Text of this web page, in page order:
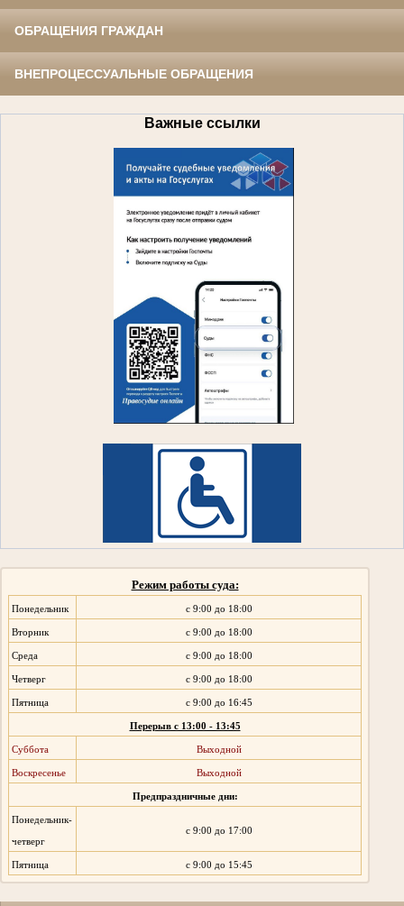
ОБРАЩЕНИЯ ГРАЖДАН
ВНЕПРОЦЕССУАЛЬНЫЕ ОБРАЩЕНИЯ
Важные ссылки
Режим работы суда:
Понедельник с 9:00 до 18:00
Вторник с 9:00 до 18:00
Среда с 9:00 до 18:00
Четверг с 9:00 до 18:00
Пятница с 9:00 до 16:45
Перерыв с 13:00 - 13:45
Суббота Выходной
Воскресенье Выходной
Предпраздничные дни:
Понедельник-
четверг
с 9:00 до 17:00
Пятница с 9:00 до 15:45